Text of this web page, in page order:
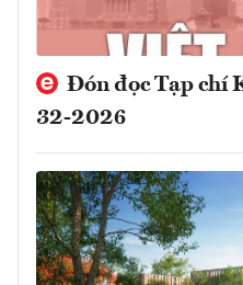
Đón đọc Tạp chí
32-2026